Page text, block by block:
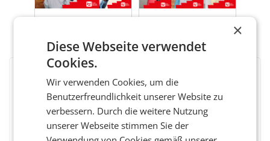
BEWERTEN SIE DIESEN ARTIKEL
FacebookTwitterMessengerWhatsAppLinkedInXING Teilen
×
Diese Webseite verwendet
Cookies.
Wir verwenden Cookies, um die
Benutzerfreundlichkeit unserer Website zu
verbessern. Durch die weitere Nutzung
unserer Webseite stimmen Sie der